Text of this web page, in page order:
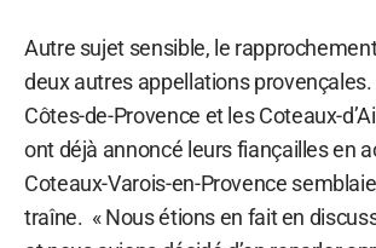
Autre sujet sensible, le
deux autres appellations
Côtes-de-Provence et les Coteaux-
ont déjà annoncé leurs fiançailles en
Coteaux-Varois-en-Provence
traîne. « Nous étions en fait en